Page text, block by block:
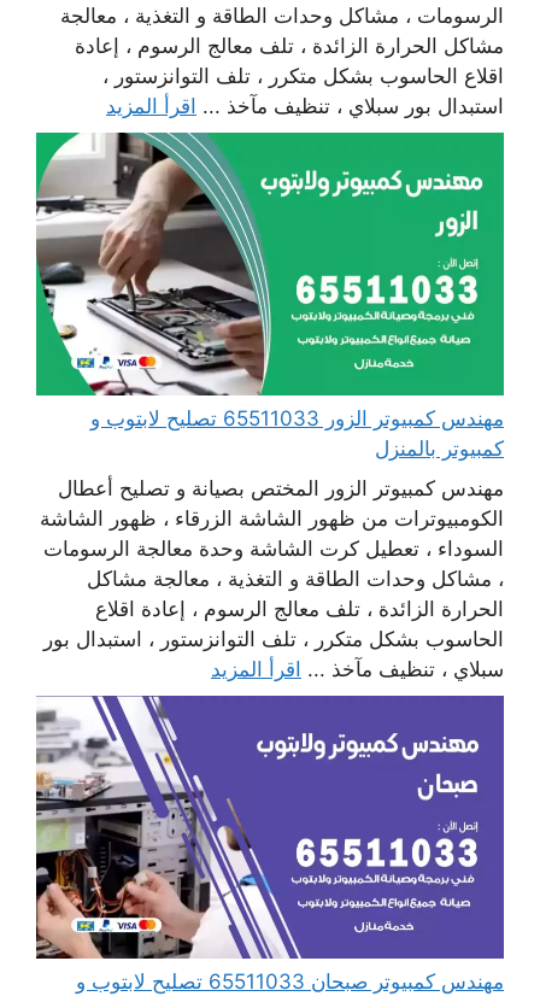
الرسومات ، مشاكل وحدات الطاقة و التغذية ، معالجة
مشاكل الحرارة الزائدة ، تلف معالج الرسوم ، إعادة
اقلاع الحاسوب بشكل متكرر ، تلف التوانزستور ،
استبدال بور سبلاي ، تنظيف مآخذ ... اقرأ المزيد
مهندس كمبيوتر الزور 65511033 تصليح لابتوب و
كمبيوتر بالمنزل
مهندس كمبيوتر الزور المختص بصيانة و تصليح أعطال
الكومبيوترات من ظهور الشاشة الزرقاء ، ظهور الشاشة
السوداء ، تعطيل كرت الشاشة وحدة معالجة الرسومات
، مشاكل وحدات الطاقة و التغذية ، معالجة مشاكل
الحرارة الزائدة ، تلف معالج الرسوم ، إعادة اقلاع
الحاسوب بشكل متكرر ، تلف التوانزستور ، استبدال بور
سبلاي ، تنظيف مآخذ ... اقرأ المزيد
مهندس كمبيوتر صبحان 65511033 تصليح لابتوب و